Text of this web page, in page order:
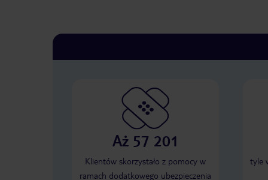
Aż 57 201
Klientów skorzystało z pomocy w
ramach dodatkowego ubezpieczenia
tyle